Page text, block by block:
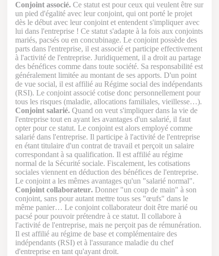
Conjoint associé. Ce statut est pour ceux qui veulent être sur
un pied d'égalité avec leur conjoint, qui ont porté le projet
dès le début avec leur conjoint et entendent s'impliquer avec
lui dans l'entreprise ! Ce statut s'adapte à la fois aux conjoints
mariés, pacsés ou en concubinage. Le conjoint possède des
parts dans l'entreprise, il est associé et participe effectivement
à l'activité de l'entreprise. Juridiquement, il a droit au partage
des bénéfices comme dans toute société. Sa responsabilité est
généralement limitée au montant de ses apports. D'un point
de vue social, il est affilié au Régime social des indépendants
(RSI). Le conjoint associé cotise donc personnellement pour
tous les risques (maladie, allocations familiales, vieillesse…).
Conjoint salarié. Quand on veut s'impliquer dans la vie de
l'entreprise tout en ayant les avantages d'un salarié, il faut
opter pour ce statut. Le conjoint est alors employé comme
salarié dans l'entreprise. Il participe à l'activité de l'entreprise
en étant titulaire d'un contrat de travail et perçoit un salaire
correspondant à sa qualification. Il est affilié au régime
normal de la Sécurité sociale. Fiscalement, les cotisations
sociales viennent en déduction des bénéfices de l'entreprise.
Le conjoint a les mêmes avantages qu'un "salarié normal".
Conjoint collaborateur. Donner "un coup de main" à son
conjoint, sans pour autant mettre tous ses "œufs" dans le
même panier… Le conjoint collaborateur doit être marié ou
pacsé pour pouvoir prétendre à ce statut. Il collabore à
l'activité de l'entreprise, mais ne perçoit pas de rémunération.
Il est affilié au régime de base et complémentaire des
indépendants (RSI) et à l'assurance maladie du chef
d'entreprise en tant qu'ayant droit.